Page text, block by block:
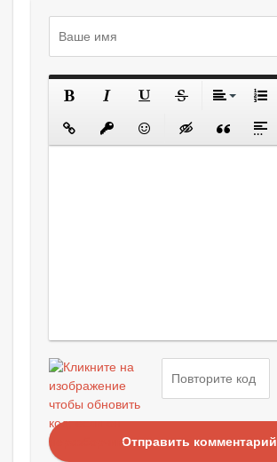
Отправить комментарий